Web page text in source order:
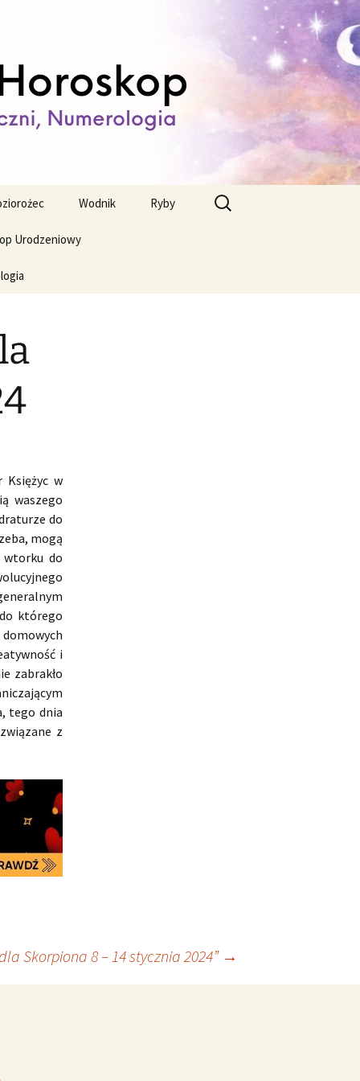
Wodnik Ryby
Urodzeniowy
Szukaj:
Księżyc w
waszego
do
mogą
wtorku do
którego
i
zabrakło
tego dnia
z
Skorpiona 8 – 14 stycznia 2024” →